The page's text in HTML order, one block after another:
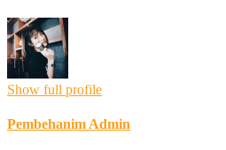
Show full profile
Pembehanim Admin